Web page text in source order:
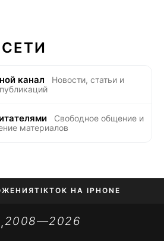
канал
Новости, статьи и
Свободное общение и
материалов
TIKTOK НА IPHONE
STORE
,2008—2026